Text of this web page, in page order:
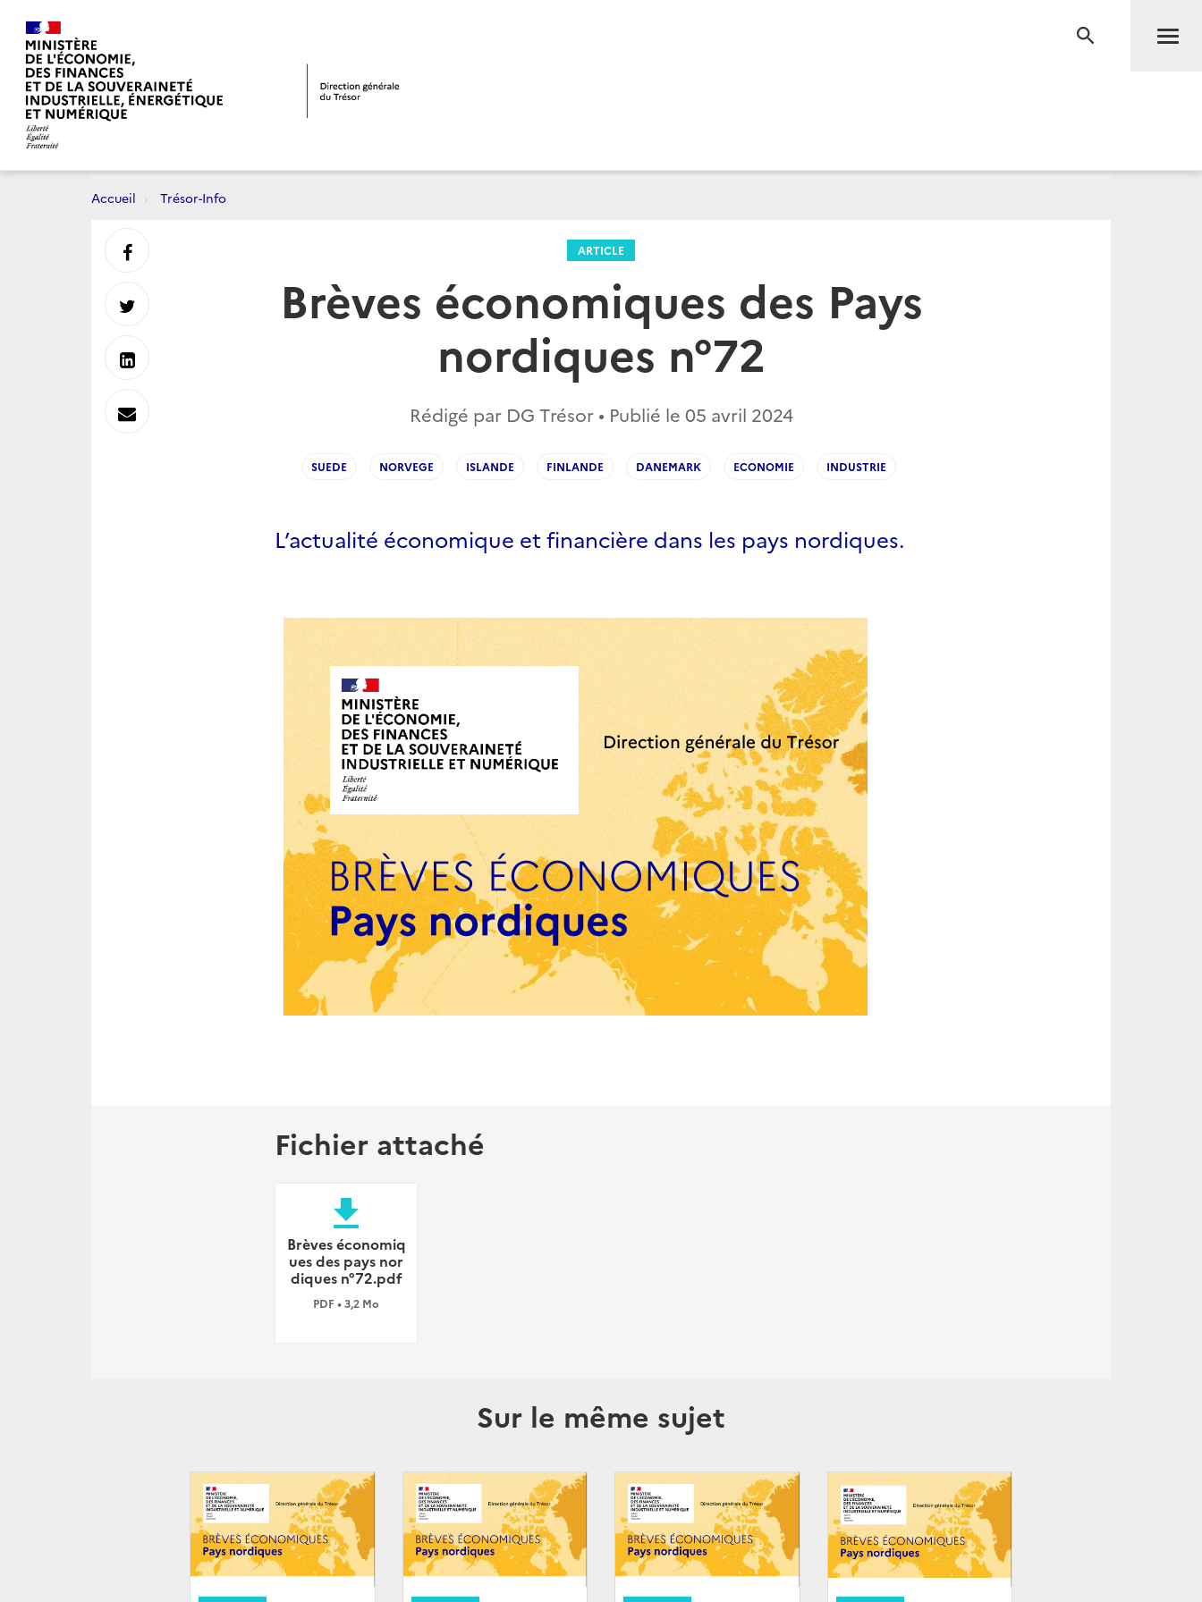
RECHERCHE
Accueil Trésor-Info
ARTICLE
Brèves économiques des Pays
nordiques n°72
Rédigé par DG Trésor • Publié le 05 avril 2024
SUEDE NORVEGE ISLANDE FINLANDE DANEMARK ECONOMIE INDUSTRIE
L’actualité économique et financière dans les pays nordiques.
Fichier attaché
file_download
Brèves économiq
ues des pays nor
diques n°72.pdf
PDF • 3,2 Mo
Sur le même sujet
Partager
sur
Partager
sur
Partager
sur
Envoyer